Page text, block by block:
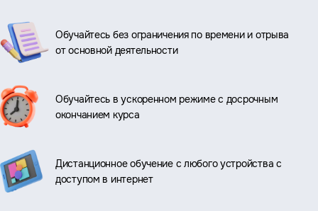
Обучайтесь без ограничения по времени и отрыва
от основной деятельности
Обучайтесь в ускоренном режиме с досрочным
окончанием курса
Дистанционное обучение с любого устройства с
доступом в интернет